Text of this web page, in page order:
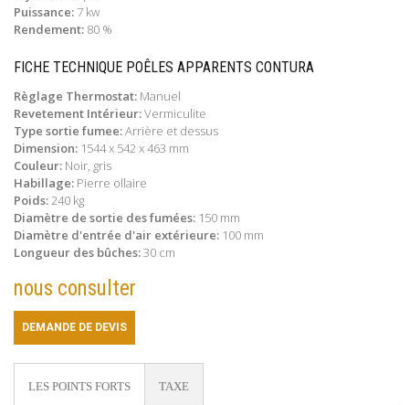
Puissance: 7 kw
Rendement: 80 %
FICHE TECHNIQUE POÊLES APPARENTS CONTURA
Règlage Thermostat: Manuel
Revetement Intérieur:Vermiculite
Type sortie fumee:Arrière et dessus
Dimension: 1544 x 542 x 463 mm
Couleur: Noir, gris
Habillage: Pierre ollaire
Poids:240 kg
Diamètre de sortie des fumées: 150 mm
Diamètre d'entrée d'air extérieure: 100 mm
Longueur des bûches:30 cm
nous consulter
DEMANDE DE DEVIS
LES POINTS FORTS TAXE